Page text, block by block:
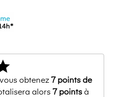
obtenez 7 points de
alors 7pointsà